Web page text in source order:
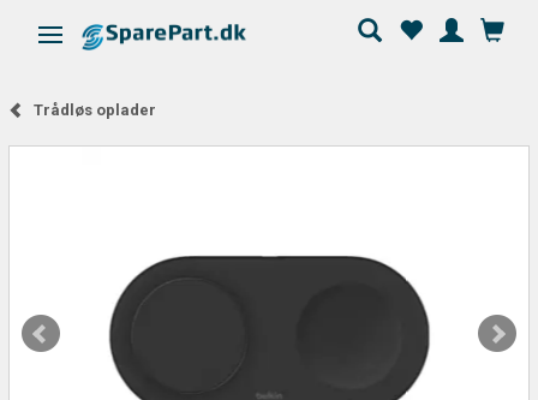
Skifte navigation
Trådløs oplader